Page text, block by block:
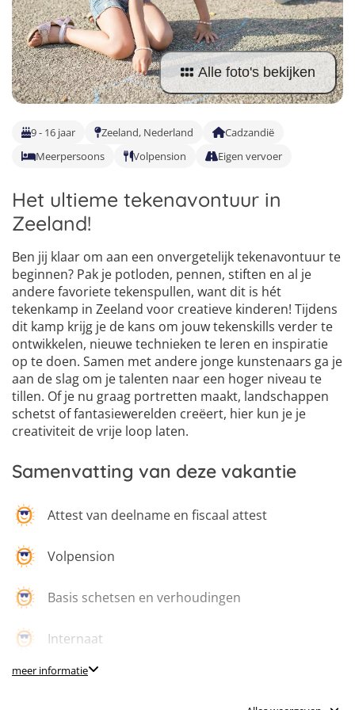
Malta
Nederland
Buitenland
Surfkampen Buitenland
Surfkampen 18+
Taalvakanties Duits
Taalvakanties Italiaans
Alle foto's bekijken
9 - 16 jaar Zeeland, Nederland
Cadzandië
Meerpersoons
Volpension Eigen vervoer
Het ultieme tekenavontuur in
Zeeland!
Ben jij klaar om aan een onvergetelijk tekenavontuur te
beginnen? Pak je potloden, pennen, stiften en al je
andere favoriete tekenspullen, want dit is hét
tekenkamp in Zeeland voor creatieve kinderen! Tijdens
dit kamp krijg je de kans om jouw tekenskills verder te
ontwikkelen, nieuwe technieken te leren en inspiratie
op te doen. Samen met andere jonge kunstenaars ga je
aan de slag om je talenten naar een hoger niveau te
tillen. Of je nu graag portretten maakt, landschappen
schetst of fantasiewerelden creëert, hier kun je je
creativiteit de vrije loop laten.
Samenvatting van deze vakantie
Attest van deelname en fiscaal attest
Volpension
Basis schetsen en verhoudingen
Internaat
Begeleiding door professionele monitoren
meer informatie